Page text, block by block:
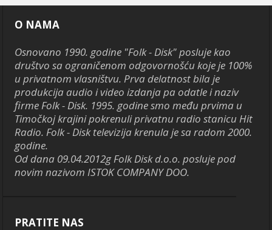
O NAMA
Osnovano 1990. godine "Folk - Disk" posluje kao
društvo sa ograničenom odgovornošću koje je 100%
u privatnom vlasništvu. Prva delatnost bila je
produkcija audio i video izdanja pa odatle i naziv
firme Folk - Disk. 1995. godine smo među prvima u
Timočkoj krajini pokrenuli privatnu radio stanicu Hit
Radio. Folk - Disk televizija krenula je sa radom 2000.
godine.
Od dana 09.04.2012g Folk Disk d.o.o. posluje pod
novim nazivom ISTOK COMPANY DOO.
PRATITE NAS